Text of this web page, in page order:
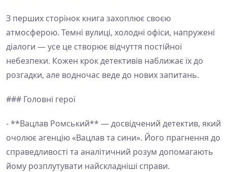
З перших сторінок книга захоплює своєю
атмосферою. Темні вулиці, холодні офіси, напружені
діалоги — усе це створює відчуття постійної
небезпеки. Кожен крок детективів наближає їх до
розгадки, але водночас веде до нових запитань.
### Головні герої
- **Вацлав Ромський** — досвідчений детектив, який
очолює агенцію «Вацлав та сини». Його прагнення до
справедливості та аналітичний розум допомагають
йому розплутувати найскладніші справи.